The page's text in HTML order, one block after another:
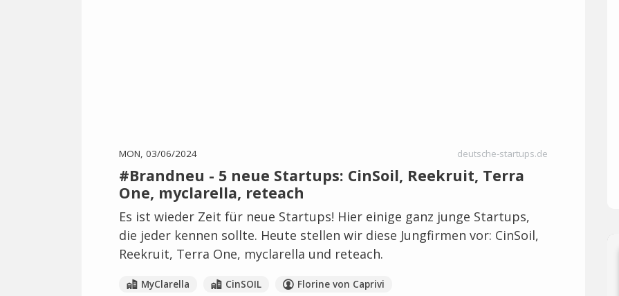
MON, 03/06/2024 deutsche-startups.de
#Brandneu - 5 neue Startups: CinSoil, Reekruit, Terra
One, myclarella, reteach
Es ist wieder Zeit für neue Startups! Hier einige ganz junge Startups,
die jeder kennen sollte. Heute stellen wir diese Jungfirmen vor: CinSoil,
Reekruit, Terra One, myclarella und reteach.
MyClarella CinSOIL Florine von Caprivi